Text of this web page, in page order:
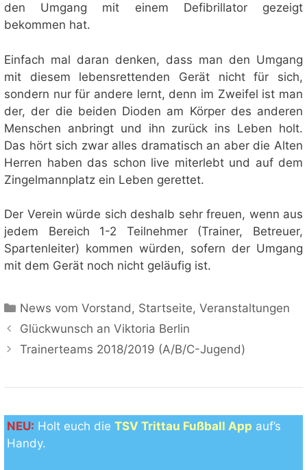
den Umgang mit einem Defibrillator gezeigt
bekommen hat.
Einfach mal daran denken, dass man den Umgang
mit diesem lebensrettenden Gerät nicht für sich,
sondern nur für andere lernt, denn im Zweifel ist man
der, der die beiden Dioden am Körper des anderen
Menschen anbringt und ihn zurück ins Leben holt.
Das hört sich zwar alles dramatisch an aber die Alten
Herren haben das schon live miterlebt und auf dem
Zingelmannplatz ein Leben gerettet.
Der Verein würde sich deshalb sehr freuen, wenn aus
jedem Bereich 1-2 Teilnehmer (Trainer, Betreuer,
Spartenleiter) kommen würden, sofern der Umgang
mit dem Gerät noch nicht geläufig ist.
Kategorien
News vom Vorstand, Startseite,Veranstaltungen
Glückwunsch an Viktoria Berlin
Trainerteams 2018/2019 (A/B/C-Jugend)
NEU: Holt euch die TSV Trittau Fußball App auf’s
Handy.